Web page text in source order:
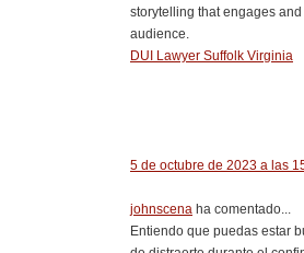
storytelling that engages
audience.
DUI Lawyer Suffolk Virginia
5 de octubre de 2023 a las
johnscena ha comentado...
Entiendo que puedas estar